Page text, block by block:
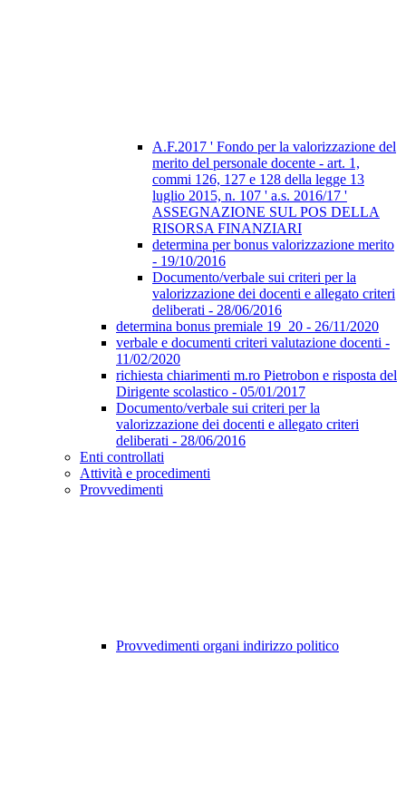
A.F.2017 ' Fondo per la valorizzazione del
merito del personale docente - art. 1,
commi 126, 127 e 128 della legge 13
luglio 2015, n. 107 ' a.s. 2016/17 '
ASSEGNAZIONE SUL POS DELLA
RISORSA FINANZIARI
determina per bonus valorizzazione merito
- 19/10/2016
Documento/verbale sui criteri per la
valorizzazione dei docenti e allegato criteri
deliberati - 28/06/2016
determina bonus premiale 19_20 - 26/11/2020
verbale e documenti criteri valutazione docenti -
11/02/2020
richiesta chiarimenti m.ro Pietrobon e risposta del
Dirigente scolastico - 05/01/2017
Documento/verbale sui criteri per la
valorizzazione dei docenti e allegato criteri
deliberati - 28/06/2016
Enti controllati
Attività e procedimenti
Provvedimenti
Provvedimenti organi indirizzo politico